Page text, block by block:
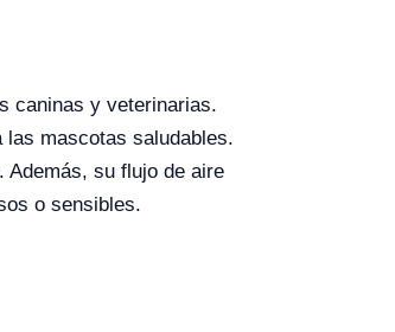
caninas y veterinarias.
mascotas saludables.
Además, su flujo de aire
o sensibles.